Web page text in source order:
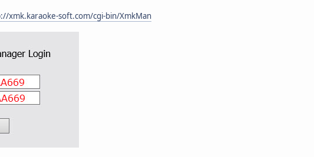
xmk.karaoke-soft.com/cgi-bin/XmkMan